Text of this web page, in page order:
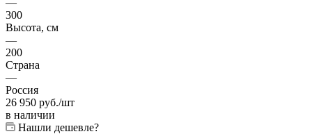
300
Высота, см
—
200
Страна
—
Россия
26 950 руб./шт
в наличии
Нашли дешевле?